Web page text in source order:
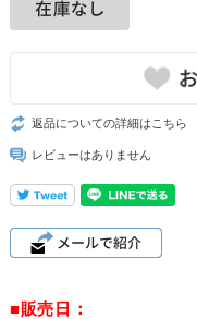
返品についての詳細はこちら
レビューはありません
■販売日：